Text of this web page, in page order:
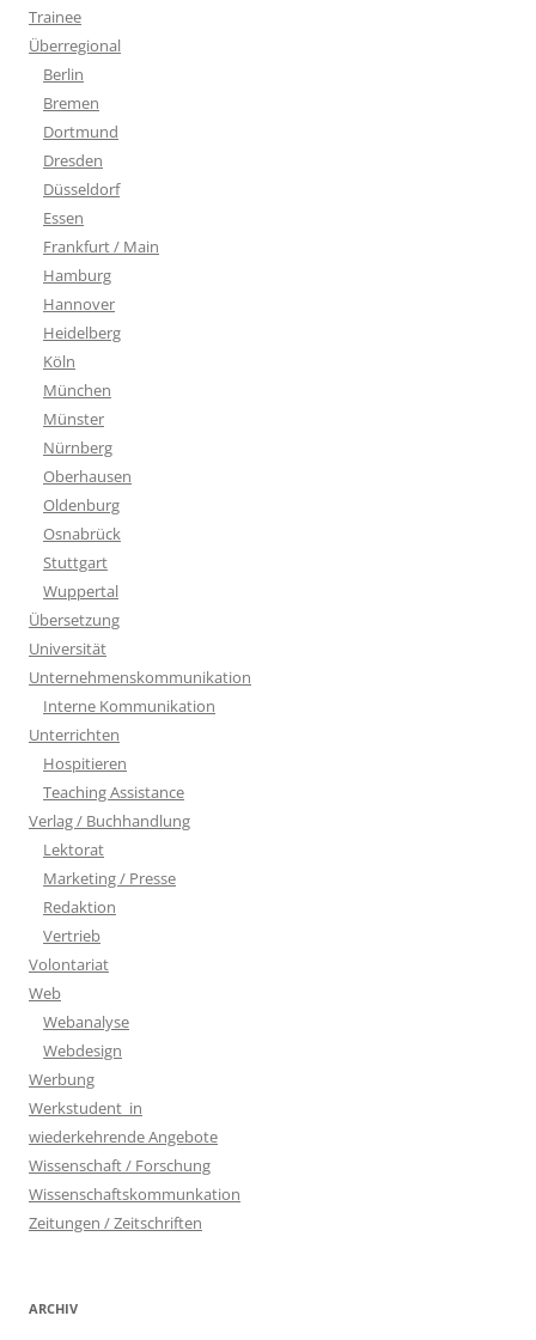
Trainee
Überregional
Berlin
Bremen
Dortmund
Dresden
Düsseldorf
Essen
Frankfurt / Main
Hamburg
Hannover
Heidelberg
Köln
München
Münster
Nürnberg
Oberhausen
Oldenburg
Osnabrück
Stuttgart
Wuppertal
Übersetzung
Universität
Unternehmenskommunikation
Interne Kommunikation
Unterrichten
Hospitieren
Teaching Assistance
Verlag / Buchhandlung
Lektorat
Marketing / Presse
Redaktion
Vertrieb
Volontariat
Web
Webanalyse
Webdesign
Werbung
Werkstudent_in
wiederkehrende Angebote
Wissenschaft / Forschung
Wissenschaftskommunkation
Zeitungen / Zeitschriften
ARCHIV